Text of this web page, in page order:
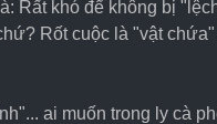
khó để không bị
Rốt cuộc là "vật
ai muốn trong ly cà